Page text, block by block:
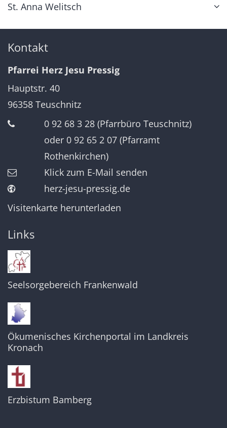
St. Anna Welitsch
Kontakt
Pfarrei Herz Jesu Pressig
Hauptstr. 40
96358 Teuschnitz
0 92 68 3 28 (Pfarrbüro Teuschnitz)
oder 0 92 65 2 07 (Pfarramt
Rothenkirchen)
Klick zum E-Mail senden
herz-jesu-pressig.de
Visitenkarte herunterladen
Links
Seelsorgebereich Frankenwald
Ökumenisches Kirchenportal im Landkreis
Kronach
Erzbistum Bamberg